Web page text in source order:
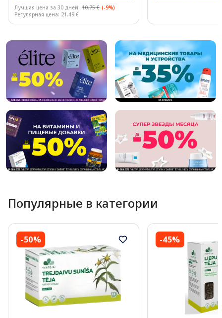
Лучшая цена за 30 дней: 10.75 € (-9%)
Регулярная цена: 21.49 €
Популярные в категории
-50% -45%